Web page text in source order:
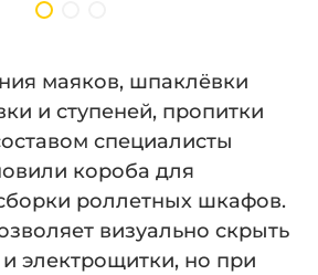
маяков, шпаклёвки
и ступеней, пропитки
специалисты
короба для
роллетных шкафов.
визуально скрыть
электрощитки, но при